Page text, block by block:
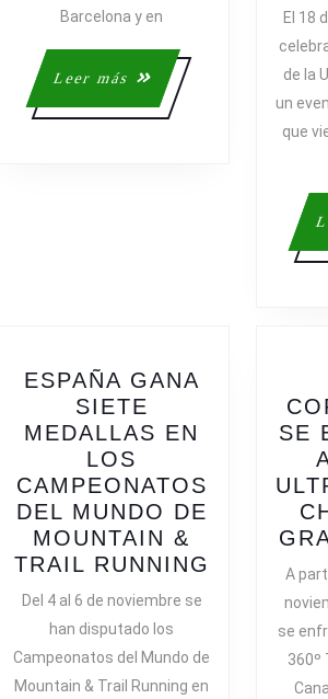
Barcelona y en
Leer más
Leer
más
El 18
de la
un
que
ESPAÑA GANA
SIETE
MEDALLAS EN
LOS
CAMPEONATOS
DEL MUNDO DE
MOUNTAIN &
TRAIL RUNNING
ESPAÑA
EN
Del 4 al 6 de noviembre se
han disputado los
Campeonatos del Mundo de
Mountain & Trail Running en
SE
A
se
360º